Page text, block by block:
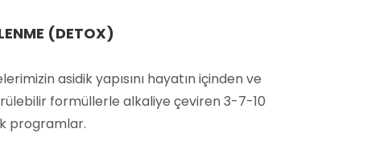
(DETOX)
asidik yapısını hayatın içinden ve
formüllerle alkaliye çeviren 3-7-10
programlar.